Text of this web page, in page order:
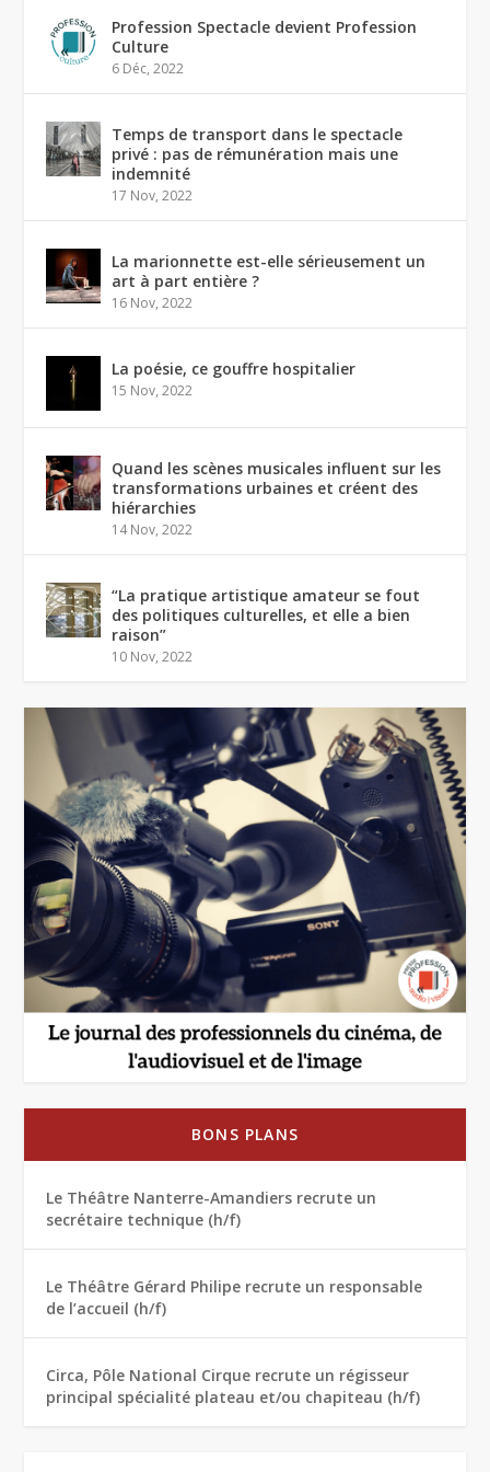
Profession Spectacle devient Profession
Culture
6 Déc, 2022
Temps de transport dans le spectacle
privé : pas de rémunération mais une
indemnité
17 Nov, 2022
La marionnette est-elle sérieusement un
art à part entière ?
16 Nov, 2022
La poésie, ce gouffre hospitalier
15 Nov, 2022
Quand les scènes musicales influent sur les
transformations urbaines et créent des
hiérarchies
14 Nov, 2022
“La pratique artistique amateur se fout
des politiques culturelles, et elle a bien
raison”
10 Nov, 2022
BONS PLANS
Le Théâtre Nanterre-Amandiers recrute un
secrétaire technique (h/f)
Le Théâtre Gérard Philipe recrute un responsable
de l’accueil (h/f)
Circa, Pôle National Cirque recrute un régisseur
principal spécialité plateau et/ou chapiteau (h/f)